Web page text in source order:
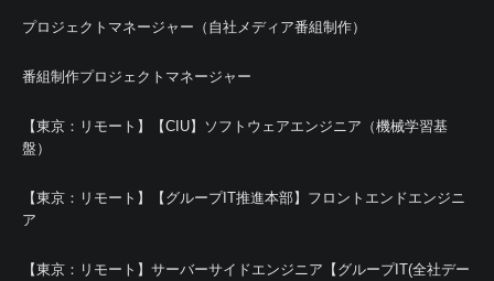
プロジェクトマネージャー（自社メディア番組制作）
番組制作プロジェクトマネージャー
【東京：リモート】【CIU】ソフトウェアエンジニア（機械学習基
盤）
【東京：リモート】【グループIT推進本部】フロントエンドエンジニ
ア
【東京：リモート】サーバーサイドエンジニア【グループIT(全社デー